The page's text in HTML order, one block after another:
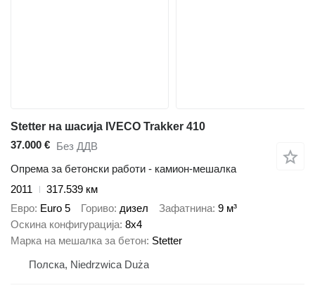
Stetter на шасија IVECO Trakker 410
37.000 € Без ДДВ
Опрема за бетонски работи - камион-мешалка
2011
317.539 км
Евро Euro 5 Гориво дизел Зафатнина 9 м³
Оскина конфигурација 8x4
Марка на мешалка за бетон Stetter
Полска, Niedrzwica Duża